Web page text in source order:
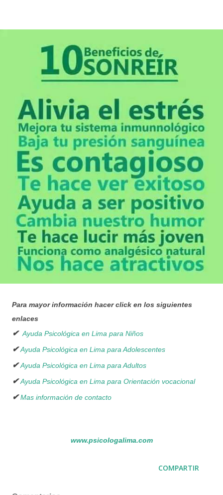
Para mayor información hacer click en los siguientes
enlaces
✔ Ayuda Psicológica en Lima para Niños
✔Ayuda Psicológica en Lima para Adolescentes
✔Ayuda Psicológica en Lima para Adultos
✔Ayuda Psicológica en Lima para Orientación vocacional
✔Mas información de contacto
www.psicologalima.com
COMPARTIR